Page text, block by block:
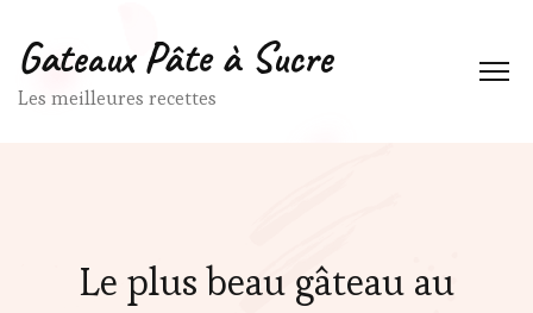
Gateaux Pâte à Sucre
Les meilleures recettes
Le plus beau gâteau au